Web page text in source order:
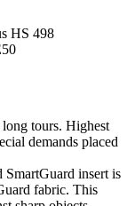
HS 498
tours. Highest
demands placed
insert is
fabric. This